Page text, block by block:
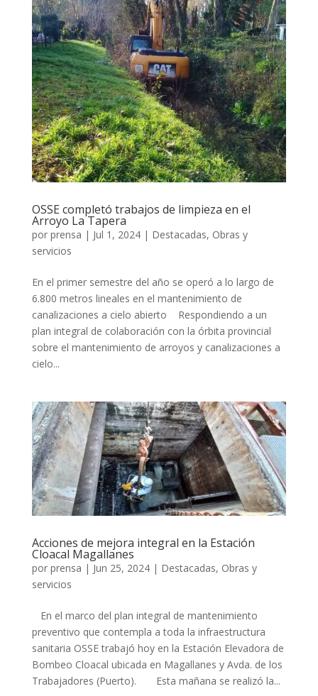
OSSE completó trabajos de limpieza en el
Arroyo La Tapera
por prensa | Jul 1, 2024| Destacadas, Obras y
servicios
En el primer semestre del año se operó a lo largo de
6.800 metros lineales en el mantenimiento de
canalizaciones a cielo abierto Respondiendo a un
plan integral de colaboración con la órbita provincial
sobre el mantenimiento de arroyos y canalizaciones a
cielo...
Acciones de mejora integral en la Estación
Cloacal Magallanes
por prensa | Jun 25, 2024| Destacadas, Obras y
servicios
En el marco del plan integral de mantenimiento
preventivo que contempla a toda la infraestructura
sanitaria OSSE trabajó hoy en la Estación Elevadora de
Bombeo Cloacal ubicada en Magallanes y Avda. de los
Trabajadores (Puerto). Esta mañana se realizó la...